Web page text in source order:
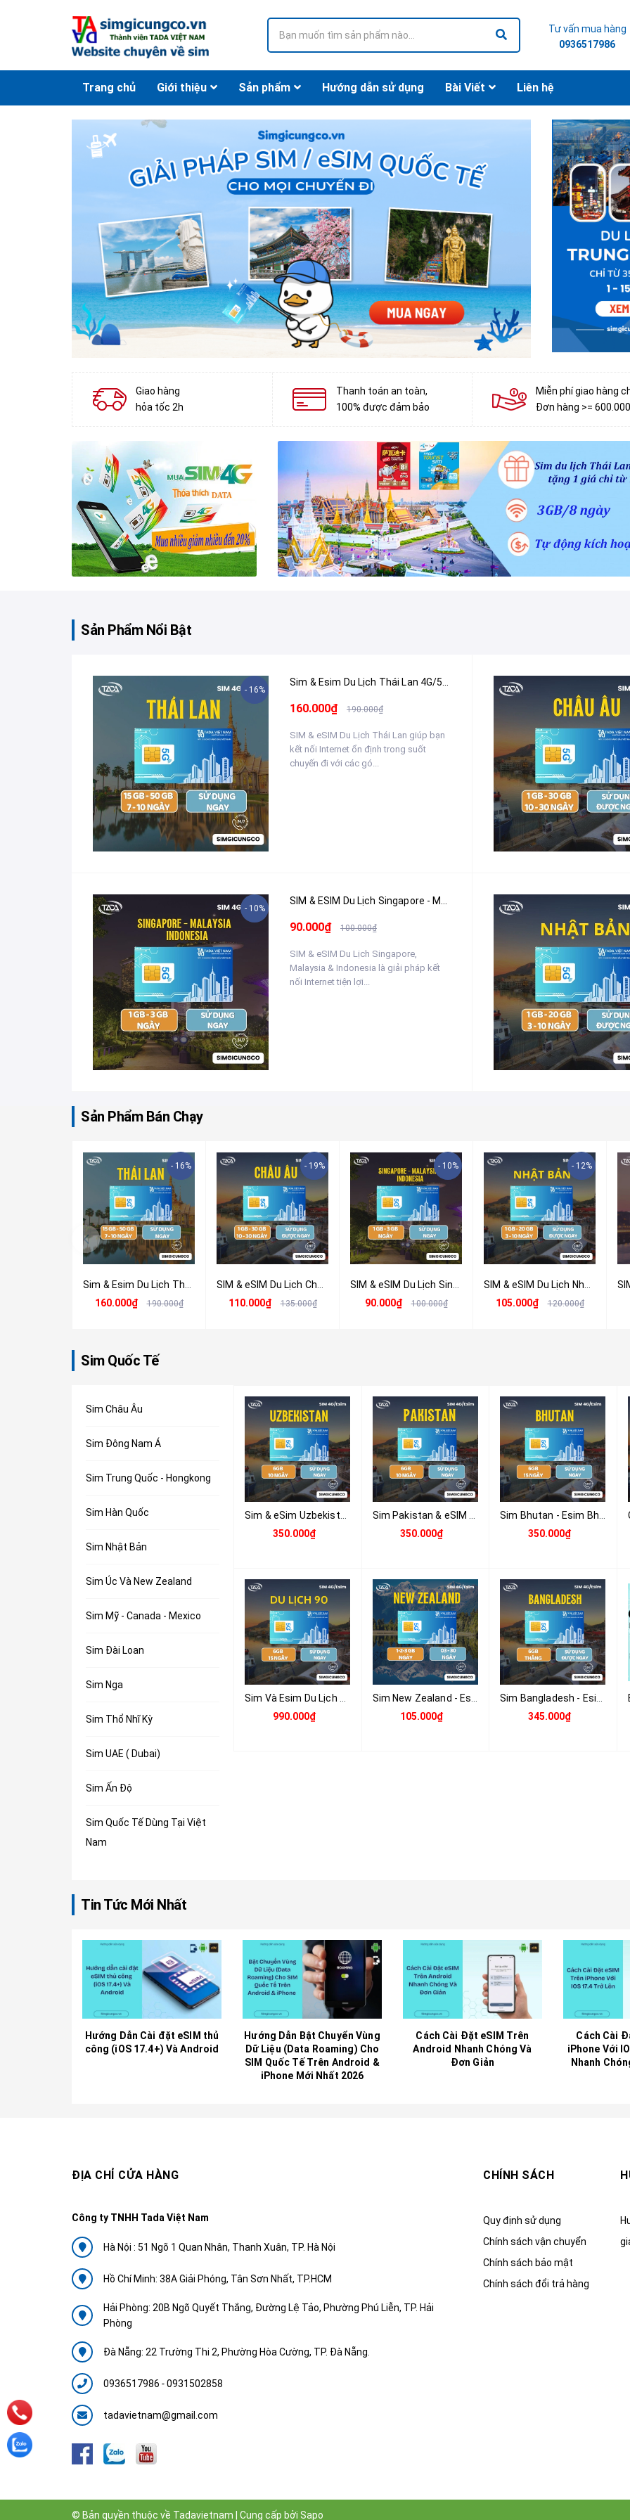
Tư vấn mua hàng
0936517986
Trang chủ Giới thiệu Sản phẩm Hướng dẫn sử dụng Bài Viết Liên hệ
Giao hàng
hỏa tốc 2h
Thanh toán an toàn,
100% được đảm bảo
Miễn phí giao hàng
Đơn hàng >=
Sản Phẩm Nổi Bật
- 16%
Sim & Esim Du Lịch Thái Lan 4G/5G - Nhận Tại Việt Nam
160.000₫ 190.000₫
SIM & eSIM Du Lịch Thái Lan giúp bạn
kết nối Internet ổn định trong suốt
chuyến đi với các gó...
- 10%
SIM & ESIM Du Lịch Singapore - Malaysia - Indonesia - Nhận Tại Việt Nam
90.000₫ 100.000₫
SIM & eSIM Du Lịch Singapore,
Malaysia & Indonesia là giải pháp kết
nối Internet tiện lợi...
Sản Phẩm Bán Chạy
- 16%
Sim & Esim Du Lịch Thái Lan 4G/5G - Nhận Tại Việt Nam
160.000₫
190.000₫
- 19%
SIM & eSIM Du Lịch Châu Âu 4G/5G (33+ Quốc Gia) Tốc Độ Cao - Nhận Tại Việt Nam
110.000₫
135.000₫
- 10%
SIM & eSIM Du Lịch Singapore - Malaysia - Indonesia - Nhận Tại Việt Nam
90.000₫
100.000₫
- 12%
SIM & eSIM Du Lịch Nhật Bản 4G/5G - Nhận Tại Việt Nam
105.000₫
120.000₫
Sim Quốc Tế
Sim Châu Âu
Sim Đông Nam Á
Sim Trung Quốc - Hongkong
Sim Hàn Quốc
Sim Nhật Bản
Sim Úc Và New Zealand
Sim Mỹ - Canada - Mexico
Sim Đài Loan
Sim Nga
Sim Thổ Nhĩ Kỳ
Sim UAE ( Dubai)
Sim Ấn Độ
Sim Quốc Tế Dùng Tại Việt
Nam
Sim & eSim Uzbekistan 4G/5G | Du Lịch, Công Tác | Nhận Tại Việt Nam
350.000₫
Sim Pakistan & eSIM Pakistan 4G/5G | Du Lịch & Công Tác | Nhận Tại Việt Nam
350.000₫
Sim Bhutan - Esim Bhutan - Sim Và Esim 4G , 5G Bhutan Tặng 6GB Tốc Độ Cao Sử Dụng Trong 10 Ngày - Nhận Tại Việt Nam
350.000₫
Sim Và Esim Du Lịch 90 Nước Tặng 6GB Tốc Độ Cao Sử Dụng Trong 15 Ngày - Nhận Tại Việt Nam
990.000₫
Sim New Zealand - Esim New Zealand - Sim Và Esim 4G , 5G New Zealand - Nhận Tại Việt Nam
105.000₫
Sim Bangladesh - Esim Bangladesh Và Esim 4G , 5G Bangladesh - Nhận Tại Việt Nam
345.000₫
Tin Tức Mới Nhất
Hướng Dẫn Cài đặt eSIM thủ
công (iOS 17.4+) Và Android
Hướng Dẫn Bật Chuyển Vùng
Dữ Liệu (Data Roaming) Cho
SIM Quốc Tế Trên Android &
iPhone Mới Nhất 2026
Cách Cài Đặt eSIM Trên
Android Nhanh Chóng Và
Đơn Giản
Cách Cài
iPhone Với
Nhanh
ĐỊA CHỈ CỬA HÀNG
Công ty TNHH Tada Việt Nam
Hà Nội : 51 Ngõ 1 Quan Nhân, Thanh Xuân, TP. Hà Nội
Hồ Chí Minh: 38A Giải Phóng, Tân Sơn Nhất, TP.HCM
Hải Phòng: 20B Ngõ Quyết Thắng, Đường Lệ Tảo, Phường Phú Liễn, TP. Hải
Phòng
Đà Nẵng: 22 Trường Thi 2, Phường Hòa Cường, TP. Đà Nẵng.
0936517986 -0931502858
tadavietnam@gmail.com
CHÍNH SÁCH
Quy định sử dụng
Chính sách vận chuyển
Chính sách bảo mật
Chính sách đổi trả hàng
© Bản quyền thuộc về Tadavietnam Cung cấp bởi Sapo